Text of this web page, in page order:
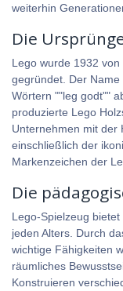
weiterhin
Die
Lego wurde 1932
gegründet. Der
Wörtern ""leg godt""
produzierte Lego
Unternehmen mit der
einschließlich der
Markenzeichen der
Die
Lego-Spielzeug
jeden Alters. Durch
wichtige Fähigkeiten
räumliches
Konstruieren